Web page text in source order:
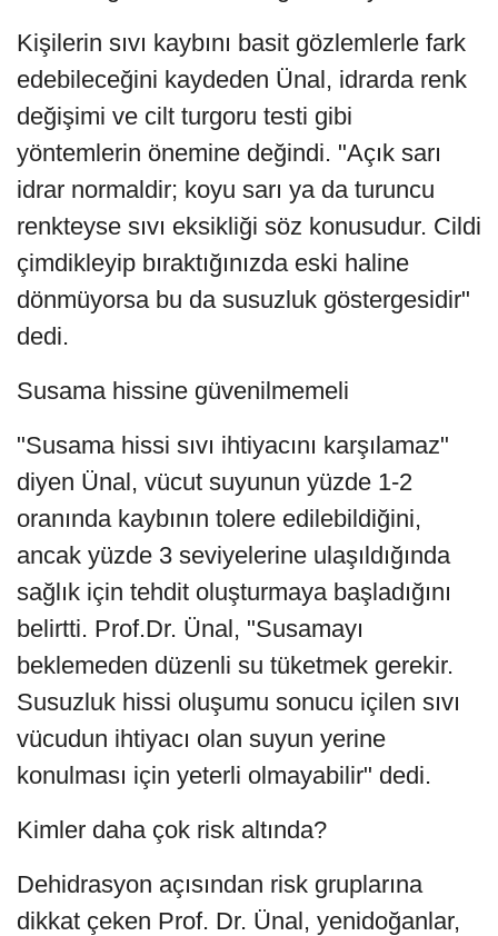
Kişilerin sıvı kaybını basit gözlemlerle fark
edebileceğini kaydeden Ünal, idrarda renk
değişimi ve cilt turgoru testi gibi
yöntemlerin önemine değindi. "Açık sarı
idrar normaldir; koyu sarı ya da turuncu
renkteyse sıvı eksikliği söz konusudur. Cildi
çimdikleyip bıraktığınızda eski haline
dönmüyorsa bu da susuzluk göstergesidir"
dedi.
Susama hissine güvenilmemeli
"Susama hissi sıvı ihtiyacını karşılamaz"
diyen Ünal, vücut suyunun yüzde 1-2
oranında kaybının tolere edilebildiğini,
ancak yüzde 3 seviyelerine ulaşıldığında
sağlık için tehdit oluşturmaya başladığını
belirtti. Prof.Dr. Ünal, "Susamayı
beklemeden düzenli su tüketmek gerekir.
Susuzluk hissi oluşumu sonucu içilen sıvı
vücudun ihtiyacı olan suyun yerine
konulması için yeterli olmayabilir" dedi.
Kimler daha çok risk altında?
Dehidrasyon açısından risk gruplarına
dikkat çeken Prof. Dr. Ünal, yenidoğanlar,